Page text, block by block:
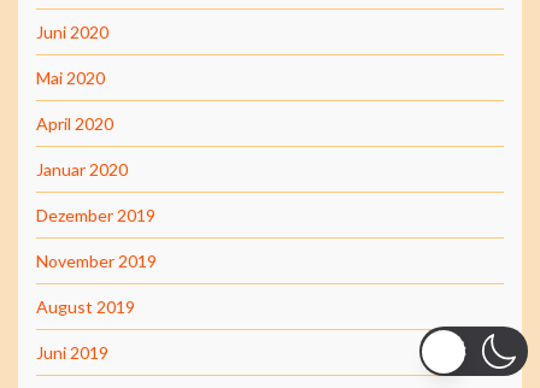
Juni 2020
Mai 2020
April 2020
Januar 2020
Dezember 2019
November 2019
August 2019
Juni 2019